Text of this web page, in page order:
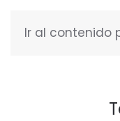
Ir al contenido